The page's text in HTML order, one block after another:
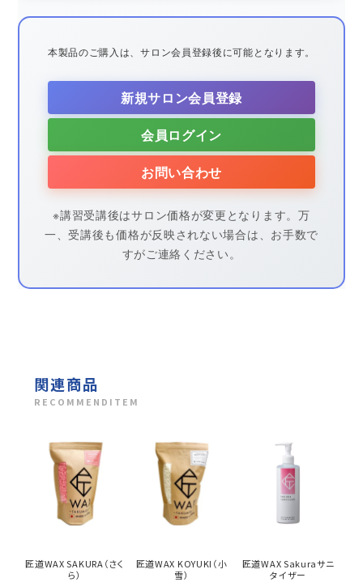
本製品のご購入は、サロン会員登録後に可能となります。
新規サロン会員登録
会員ログイン
お問い合わせ
※講習受講後はサロン価格が変更となります。万
一、受講後も価格が反映されない場合は、お手数で
すがご連絡ください。
関連商品
RECOMMENDITEM
匠道WAX SAKURA（さく
ら）
匠道WAX KOYUKI（小
雪）
匠道WAX Sakuraサニ
タイザー